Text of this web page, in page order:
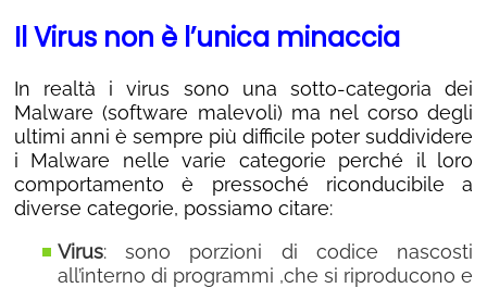
Il Virus non è l’unica minaccia
In realtà i virus sono una sotto-categoria dei
Malware (software malevoli) ma nel corso degli
ultimi anni è sempre più difficile poter suddividere
i Malware nelle varie categorie perché il loro
comportamento è pressoché riconducibile a
diverse categorie, possiamo citare:
Virus: sono porzioni di codice nascosti
all’interno di programmi ,che si riproducono e